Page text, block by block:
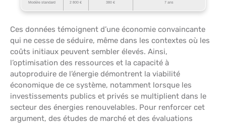
Modèle standard 2 800 € 380 € 7 ans
Ces données témoignent d’une économie convaincante
qui ne cesse de séduire, même dans les contextes où les
coûts initiaux peuvent sembler élevés. Ainsi,
l’optimisation des ressources et la capacité à
autoproduire de l’énergie démontrent la viabilité
économique de ce système, notamment lorsque les
investissements publics et privés se multiplient dans le
secteur des énergies renouvelables. Pour renforcer cet
argument, des études de marché et des évaluations